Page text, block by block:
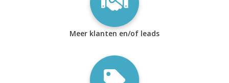
Meer klanten en/of leads